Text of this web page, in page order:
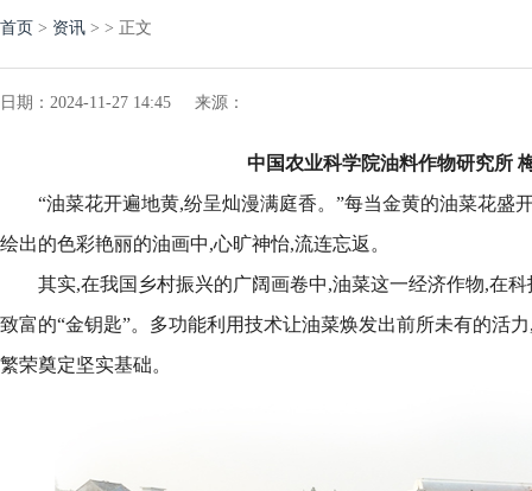
首页 > 资讯 > > 正文
日期：2024-11-27 14:45 来源：
中国农业科学院油料作物研究所
“油菜花开遍地黄,纷呈灿漫满庭香。”每当金黄的油菜花盛
绘出的色彩艳丽的油画中,心旷神怡,流连忘返。
其实,在我国乡村振兴的广阔画卷中,油菜这一经济作物,在
致富的“金钥匙”。多功能利用技术让油菜焕发出前所未有的活
繁荣奠定坚实基础。